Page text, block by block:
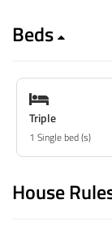
Beds
Triple
1 Single bed (s)
House